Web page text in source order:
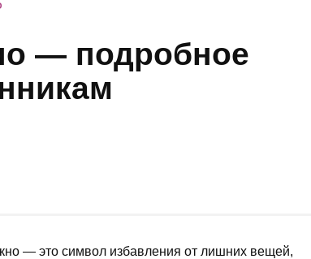
— подробное
— это символ избавления от лишних вещей,